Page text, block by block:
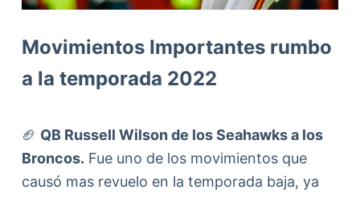
Movimientos Importantes rumbo
a la temporada 2022
🏈 QB Russell Wilson de los Seahawks a los
Broncos. Fue uno de los movimientos que
causó mas revuelo en la temporada baja, ya